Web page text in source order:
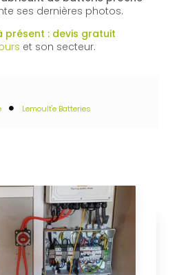
ses dernières photos.
présent : devis gratuit
et son secteur.
Lemoult'e Batteries